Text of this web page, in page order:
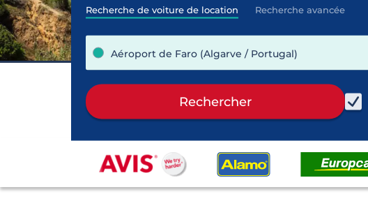
Recherche de voiture de location Recherche avancée
Aéroport de Faro (Algarve / Portugal)
Rechercher